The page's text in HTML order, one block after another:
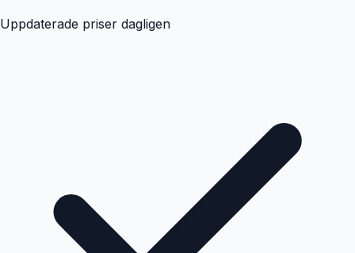
Uppdaterade priser dagligen